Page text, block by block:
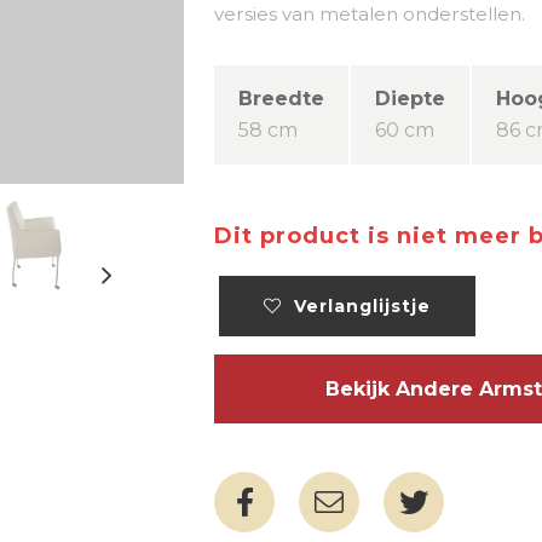
versies van metalen onderstellen.
Breedte
58 cm
Diepte
60 cm
86
Dit product is niet meer
Verlanglijstje
Bekijk Andere